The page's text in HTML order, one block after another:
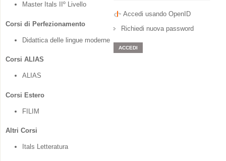
Master Itals IIº Livello
Corsi di Perfezionamento
Didattica delle lingue moderne
Corsi ALIAS
ALIAS
Corsi Estero
FILIM
Altri Corsi
Itals Letteratura
Accedi usando OpenID
Richiedi nuova password